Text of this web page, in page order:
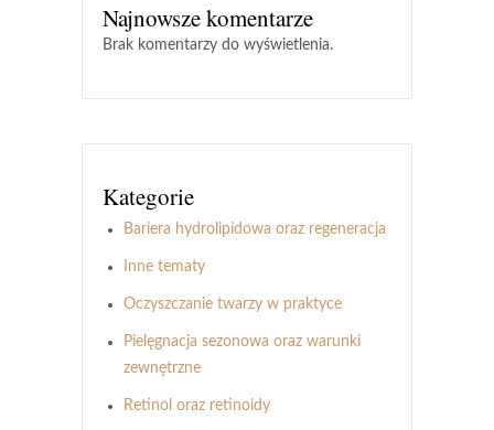
Najnowsze komentarze
Brak komentarzy do wyświetlenia.
Kategorie
Bariera hydrolipidowa oraz regeneracja
Inne tematy
Oczyszczanie twarzy w praktyce
Pielęgnacja sezonowa oraz warunki
zewnętrzne
Retinol oraz retinoidy